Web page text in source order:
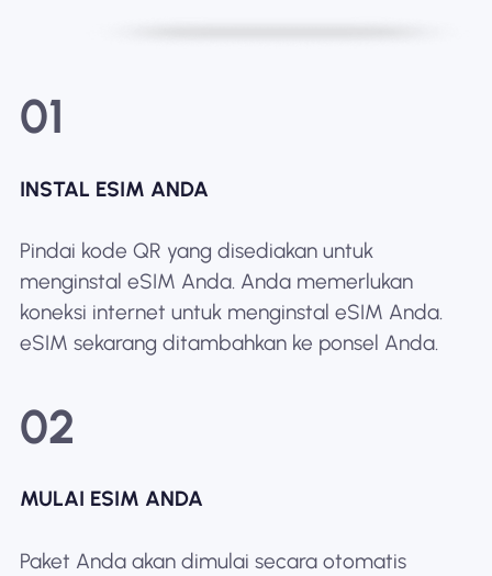
01
INSTAL ESIM ANDA
Pindai kode QR yang disediakan untuk
menginstal eSIM Anda. Anda memerlukan
koneksi internet untuk menginstal eSIM Anda.
eSIM sekarang ditambahkan ke ponsel Anda.
02
MULAI ESIM ANDA
Paket Anda akan dimulai secara otomatis